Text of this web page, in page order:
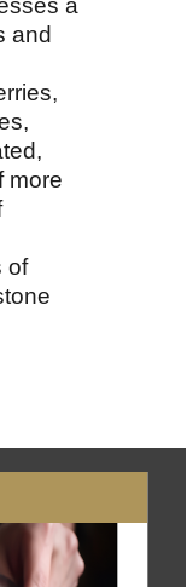
a
and
more
of